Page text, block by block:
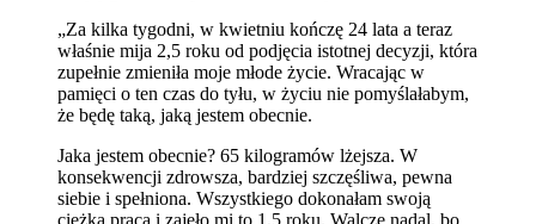
„Za kilka tygodni, w kwietniu kończę 24 lata a teraz
właśnie mija 2,5 roku od podjęcia istotnej decyzji, która
zupełnie zmieniła moje młode życie. Wracając w
pamięci o ten czas do tyłu, w życiu nie pomyślałabym,
że będę taką, jaką jestem obecnie.
Jaka jestem obecnie? 65 kilogramów lżejsza. W
konsekwencji zdrowsza, bardziej szczęśliwa, pewna
siebie i spełniona. Wszystkiego dokonałam swoją
ciężką pracą i zajęło mi to 1,5 roku. Walczę nadal, bo